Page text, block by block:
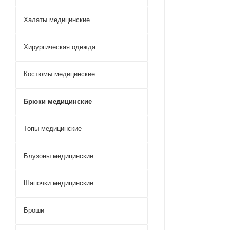
Халаты медицинские
Хирургическая одежда
Костюмы медицинские
Брюки медицинские
Топы медицинские
Блузоны медицинские
Шапочки медицинские
Броши